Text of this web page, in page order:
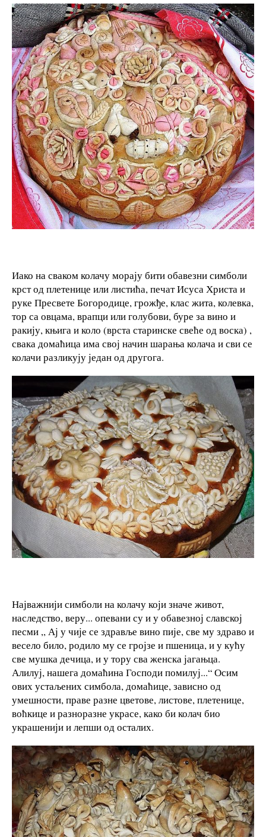
Иако на сваком колачу морају бити обавезни симболи
крст од плетенице или листића, печат Исуса Христа и
руке Пресвете Богородице, грожђе, клас жита, колевка,
тор са овцама, врапци или голубови, буре за вино и
ракију, књига и коло (врста старинске свеће од воска) ,
свака домаћица има свој начин шарања колача и сви се
колачи разликују један од другога.
Најважнији симболи на колачу који значе живот,
наследство, веру... опевани су и у обавезној славској
песми ,, Ај у чије се здравље вино пије, све му здраво и
весело било, родило му се гројзе и пшеница, и у кућу
све мушка дечица, и у тору сва женска јагањца.
Алилуј, нашега домаћина Господи помилуј...“ Осим
ових устаљених симбола, домаћице, зависно од
умешности, праве разне цветове, листове, плетенице,
воћкице и разноразне украсе, како би колач био
украшенији и лепши од осталих.